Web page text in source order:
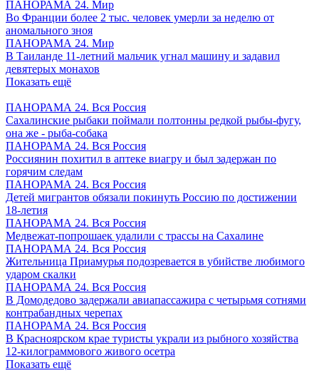
ПАНОРАМА 24. Мир
Во Франции более 2 тыс. человек умерли за неделю от
аномального зноя
ПАНОРАМА 24. Мир
В Таиланде 11-летний мальчик угнал машину и задавил
девятерых монахов
Показать ещё
ПАНОРАМА 24. Вся Россия
Сахалинские рыбаки поймали полтонны редкой рыбы-фугу,
она же - рыба-собака
ПАНОРАМА 24. Вся Россия
Россиянин похитил в аптеке виагру и был задержан по
горячим следам
ПАНОРАМА 24. Вся Россия
Детей мигрантов обязали покинуть Россию по достижении
18-летия
ПАНОРАМА 24. Вся Россия
Медвежат-попрошаек удалили с трассы на Сахалине
ПАНОРАМА 24. Вся Россия
Жительница Приамурья подозревается в убийстве любимого
ударом скалки
ПАНОРАМА 24. Вся Россия
В Домодедово задержали авиапассажира с четырьмя сотнями
контрабандных черепах
ПАНОРАМА 24. Вся Россия
В Красноярском крае туристы украли из рыбного хозяйства
12-килограммового живого осетра
Показать ещё